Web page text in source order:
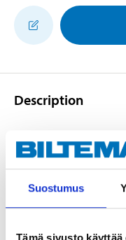
Suostumus
Description
Made of untreated